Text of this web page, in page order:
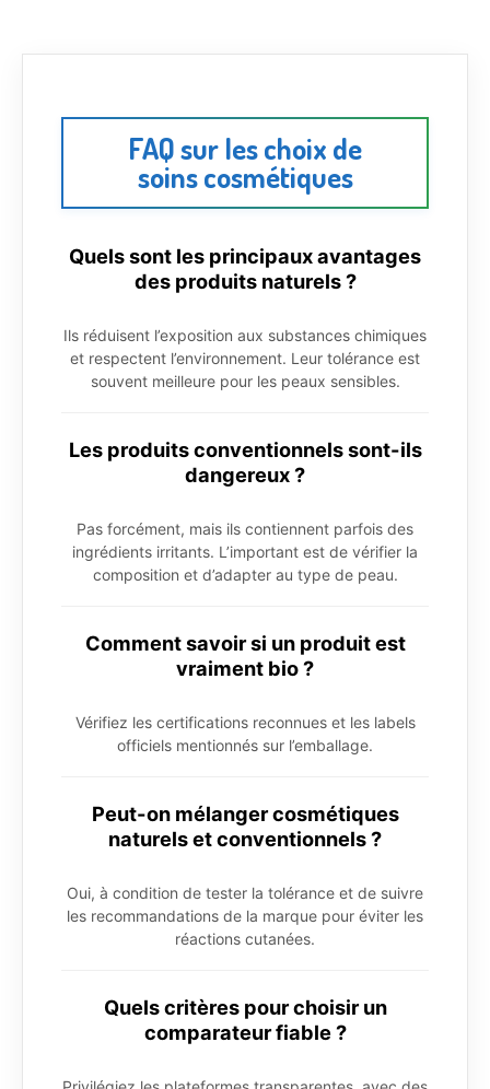
FAQ sur les choix de
soins cosmétiques
Quels sont les principaux avantages
des produits naturels ?
Ils réduisent l’exposition aux substances chimiques
et respectent l’environnement. Leur tolérance est
souvent meilleure pour les peaux sensibles.
Les produits conventionnels sont-ils
dangereux ?
Pas forcément, mais ils contiennent parfois des
ingrédients irritants. L’important est de vérifier la
composition et d’adapter au type de peau.
Comment savoir si un produit est
vraiment bio ?
Vérifiez les certifications reconnues et les labels
officiels mentionnés sur l’emballage.
Peut-on mélanger cosmétiques
naturels et conventionnels ?
Oui, à condition de tester la tolérance et de suivre
les recommandations de la marque pour éviter les
réactions cutanées.
Quels critères pour choisir un
comparateur fiable ?